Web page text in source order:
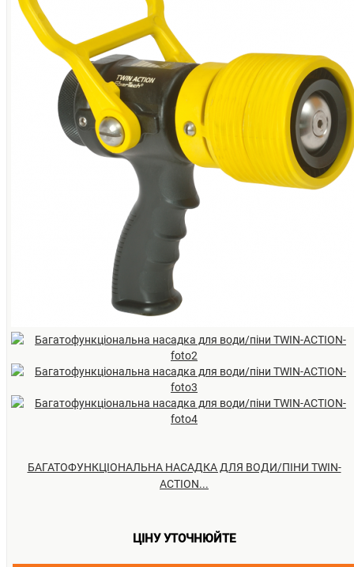
БАГАТОФУНКЦІОНАЛЬНА НАСАДКА ДЛЯ ВОДИ/ПІНИ TWIN-
ACTION...
ЦІНУ УТОЧНЮЙТЕ